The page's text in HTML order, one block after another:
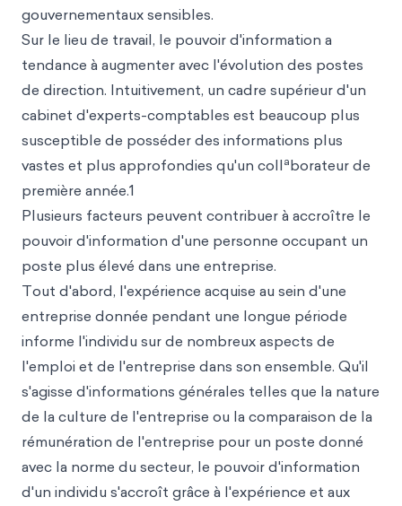
gouvernementaux sensibles.
Sur le lieu de travail, le pouvoir d'information a
tendance à augmenter avec l'évolution des postes
de direction. Intuitivement, un cadre supérieur d'un
cabinet d'experts-comptables est beaucoup plus
susceptible de posséder des informations plus
vastes et plus approfondies qu'un collaborateur de
première année.1
Plusieurs facteurs peuvent contribuer à accroître le
pouvoir d'information d'une personne occupant un
poste plus élevé dans une entreprise.
Tout d'abord, l'expérience acquise au sein d'une
entreprise donnée pendant une longue période
informe l'individu sur de nombreux aspects de
l'emploi et de l'entreprise dans son ensemble. Qu'il
s'agisse d'informations générales telles que la nature
de la culture de l'entreprise ou la comparaison de la
rémunération de l'entreprise pour un poste donné
avec la norme du secteur, le pouvoir d'information
d'un individu s'accroît grâce à l'expérience et aux